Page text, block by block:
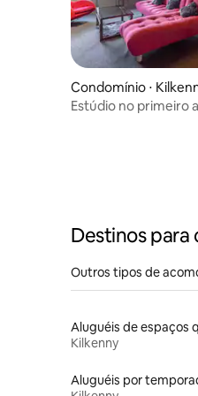
Condomínio ⋅
Estúdio no primeiro
Destinos para
Outros tipos de
Kilkenny